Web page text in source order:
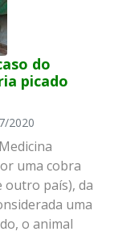
do
picado
2020
uma cobra
outro país), da
uma
o animal